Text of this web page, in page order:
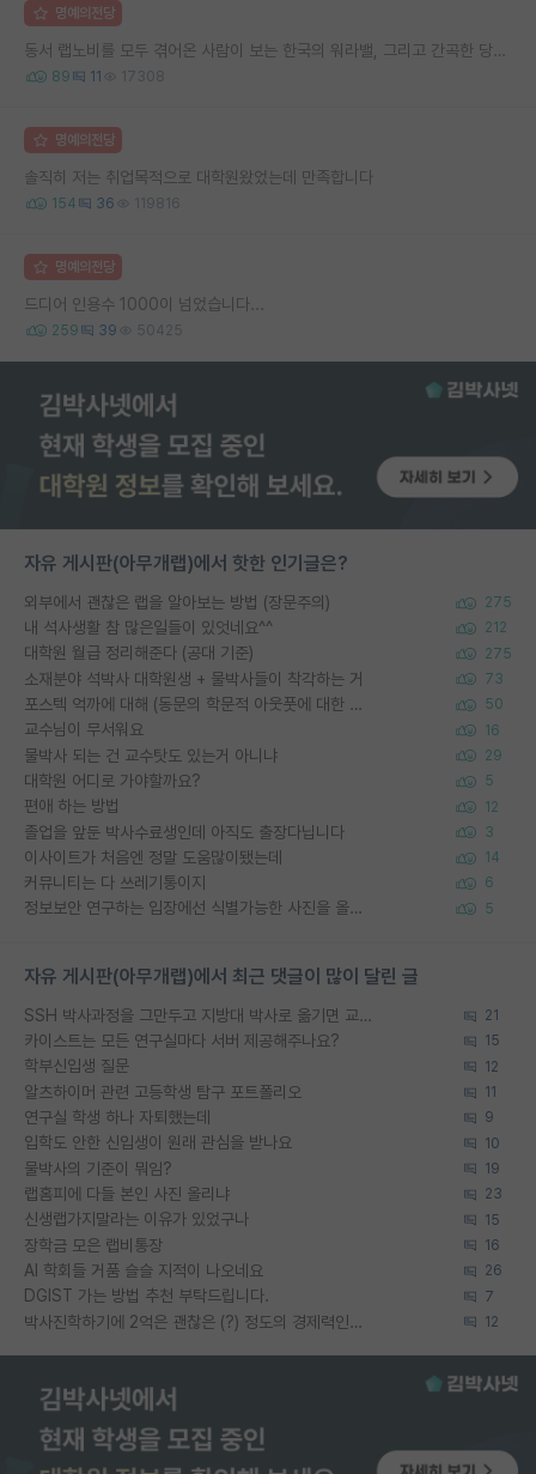
명예의전당
동서 랩노비를 모두 겪어온 사람이 보는 한국의 워라밸, 그리고 간곡한 당부의 말씀
89 11 17308
명예의전당
솔직히 저는 취업목적으로 대학원왔었는데 만족합니다
154 36 119816
명예의전당
드디어 인용수 1000이 넘었습니다...
259 39 50425
자유 게시판(아무개랩)에서 핫한 인기글은?
외부에서 괜찮은 랩을 알아보는 방법 (장문주의) 275
내 석사생활 참 많은일들이 있엇네요^^ 212
대학원 월급 정리해준다 (공대 기준) 275
소재분야 석박사 대학원생 + 물박사들이 착각하는 거 73
포스텍 억까에 대해 (동문의 학문적 아웃풋에 대한 반박) 50
교수님이 무서워요 16
물박사 되는 건 교수탓도 있는거 아니냐 29
대학원 어디로 가야할까요? 5
편애 하는 방법 12
졸업을 앞둔 박사수료생인데 아직도 출장다닙니다 3
이사이트가 처음엔 정말 도움많이됐는데 14
커뮤니티는 다 쓰레기통이지 6
정보보안 연구하는 입장에선 식별가능한 사진을 올리는건 비추이긴함 5
자유 게시판(아무개랩)에서 최근 댓글이 많이 달린 글
SSH 박사과정을 그만두고 지방대 박사로 옮기면 교수의 꿈은 끝일까요? 21
카이스트는 모든 연구실마다 서버 제공해주나요? 15
학부신입생 질문 12
알츠하이머 관련 고등학생 탐구 포트폴리오 11
연구실 학생 하나 자퇴했는데 9
입학도 안한 신입생이 원래 관심을 받나요 10
물박사의 기준이 뭐임? 19
랩홈피에 다들 본인 사진 올리냐 23
신생랩가지말라는 이유가 있었구나 15
장학금 모은 랩비통장 16
AI 학회들 거품 슬슬 지적이 나오네요 26
DGIST 가는 방법 추천 부탁드립니다. 7
박사진학하기에 2억은 괜찮은 (?) 정도의 경제력인가요 12